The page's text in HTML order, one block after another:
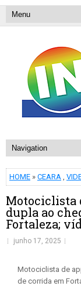
HOME » CEARA ,
Motociclista
dupla ao
Fortaleza;
junho 17, 2025
Motociclista de
de corrida em